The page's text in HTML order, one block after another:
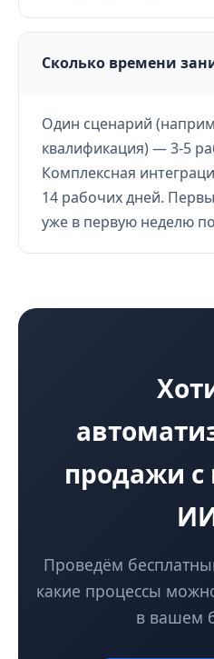
Сколько времени
Один сценарий
квалификация) — 3-5
Комплексная
14 рабочих дней.
уже в первую неделю
продажи
Проведём
какие процессы
в вашем